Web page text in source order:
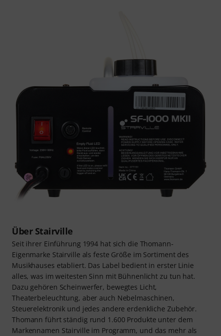
Über Stairville
Seit ihrer Einführung 1994 hat sich die Thomann-
Eigenmarke Stairville als feste Größe im Sortiment des
Musikhauses etabliert. Das Label bedient in erster Linie
alles, was im weitesten Sinn mit Bühnenlicht zu tun hat.
Dazu gehören Scheinwerfer, bewegtes Licht,
Theaterbeleuchtung, aber auch Nebelmaschinen,
Steuerelektronik und jedes andere erdenkliche Zubehör.
Thomann führt ständig rund 1.600 Produkte unter dem
Markennamen Stairville im Programm, und das mehr als